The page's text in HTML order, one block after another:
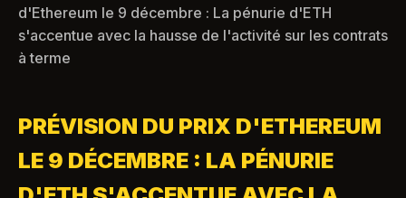
d'Ethereum le 9 décembre : La pénurie d'ETH
s'accentue avec la hausse de l'activité sur les contrats
à terme
PRÉVISION DU PRIX D'ETHEREUM
LE 9 DÉCEMBRE : LA PÉNURIE